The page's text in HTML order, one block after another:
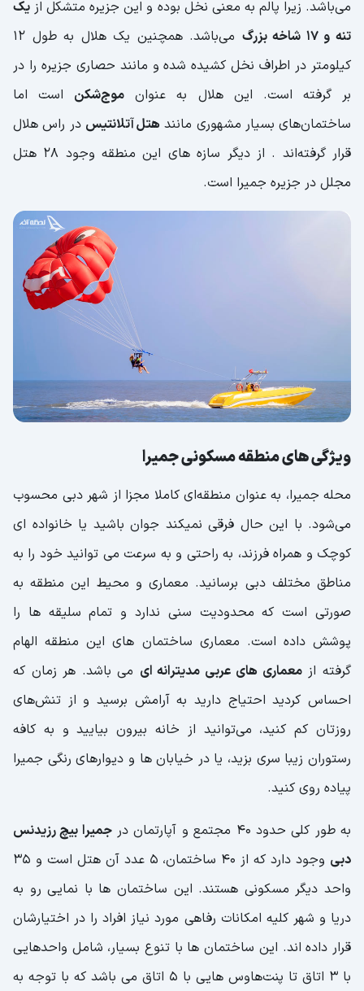
می‌باشد. زیرا پالم به معنی نخل بوده و این جزیره متشکل از یک
تنه و ۱۷ شاخه بزرگ
می‌باشد. همچنین یک هلال به طول ۱۲
کیلومتر در اطراف نخل کشیده شده و مانند حصاری جزیره را در
بر گرفته است. این هلال به عنوان موج‌شکن است اما
ساختمان‌های بسیار مشهوری مانند هتل آتلانتیس در راس هلال
قرار گرفته‌اند . از دیگر سازه های این منطقه وجود ۲۸ هتل
مجلل در جزیره جمیرا است.
ویژگی های منطقه مسکونی جمیرا
محله جمیرا، به عنوان منطقه‌ای کاملا مجزا از شهر دبی محسوب
می‌شود. با این حال فرقی نمیکند جوان باشید یا خانواده ای
کوچک و همراه فرزند، به راحتی و به سرعت می توانید خود را به
مناطق مختلف دبی برسانید. معماری و محیط این منطقه به
صورتی است که محدودیت سنی ندارد و تمام سلیقه ها را
پوشش داده است. معماری ساختمان های این منطقه الهام
گرفته ازمعماری های عربی مدیترانه ای می باشد. هر زمان که
احساس کردید احتیاج دارید به آرامش برسید و از تنش‌های
روزتان کم کنید، می‌توانید از خانه بیرون بیایید و به کافه
رستوران زیبا سری بزید، یا در خیابان ها و دیوارهای رنگی جمیرا
پیاده روی کنید.
به طور کلی حدود 40 مجتمع و آپارتمان در
جمیرا بیچ رزیدنس
دبی
وجود دارد که از 40 ساختمان، 5 عدد آن هتل است و 35
واحد دیگر مسکونی هستند. این ساختمان ها با نمایی رو به
دریا و شهر کلیه امکانات رفاهی مورد نیاز افراد را در اختیارشان
قرار داده اند. این ساختمان ها با تنوع بسیار، شامل واحدهایی
با 3 اتاق تا پنت‌هاوس هایی با 5 اتاق می باشد که با توجه به